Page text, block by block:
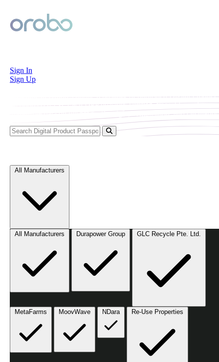
Sign In
Sign Up
Welcome to Orobo’s public repository of published Digital Product
Passports (DPPs). Each DPP provides verified, traceable, and
immutable data on the product’s origin, composition, and circularity.
All Manufacturers
All Manufacturers Durapower Group GLC Recycle Pte. Ltd.
MetaFarms MoovWave NDara Re-Use Properties